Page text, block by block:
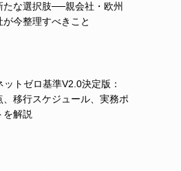
たな選択肢──親会社・欧州
が今整理すべきこと
ットゼロ基準V2.0決定版：
、移行スケジュール、実務ポ
を解説